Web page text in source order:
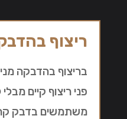
ריצוף
בריצוף בהדבקה
פני ריצוף קיים
משתמשים בדבק